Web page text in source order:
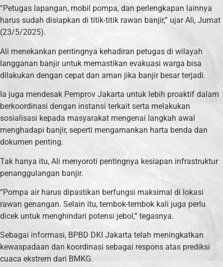
“Petugas lapangan, mobil pompa, dan perlengkapan lainnya
harus sudah disiapkan di titik-titik rawan banjir,” ujar Ali, Jumat
(23/5/2025).
Ali menekankan pentingnya kehadiran petugas di wilayah
langganan banjir untuk memastikan evakuasi warga bisa
dilakukan dengan cepat dan aman jika banjir besar terjadi.
Ia juga mendesak Pemprov Jakarta untuk lebih proaktif dalam
berkoordinasi dengan instansi terkait serta melakukan
sosialisasi kepada masyarakat mengenai langkah awal
menghadapi banjir, seperti mengamankan harta benda dan
dokumen penting.
Tak hanya itu, Ali menyoroti pentingnya kesiapan infrastruktur
penanggulangan banjir.
“Pompa air harus dipastikan berfungsi maksimal di lokasi
rawan genangan. Selain itu, tembok-tembok kali juga perlu
dicek untuk menghindari potensi jebol,” tegasnya.
Sebagai informasi, BPBD DKI Jakarta telah meningkatkan
kewaspadaan dan koordinasi sebagai respons atas prediksi
cuaca ekstrem dari BMKG.